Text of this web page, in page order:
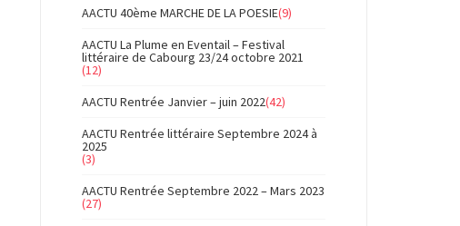
AACTU 40ème MARCHE DE LA POESIE(9)
AACTU La Plume en Eventail – Festival
littéraire de Cabourg 23/24 octobre 2021
(12)
AACTU Rentrée Janvier – juin 2022(42)
AACTU Rentrée littéraire Septembre 2024 à
2025
(3)
AACTU Rentrée Septembre 2022 – Mars 2023
(27)